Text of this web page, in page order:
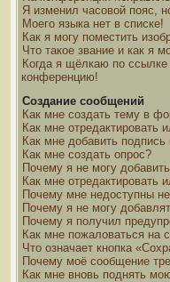
Я изменил часовой пояс,
Моего языка нет в списке!
Как я могу поместить
Что такое звание и как я
Когда я щёлкаю по
конференцию!
Создание сообщений
Как мне создать тему в
Как мне отредактировать
Как мне добавить
Как мне создать опрос?
Почему я не могу
Как мне отредактировать
Почему мне недоступны
Почему я не могу
Почему я получил
Как мне пожаловаться на
Что означает кнопка
Почему моё сообщение
Как мне вновь поднять